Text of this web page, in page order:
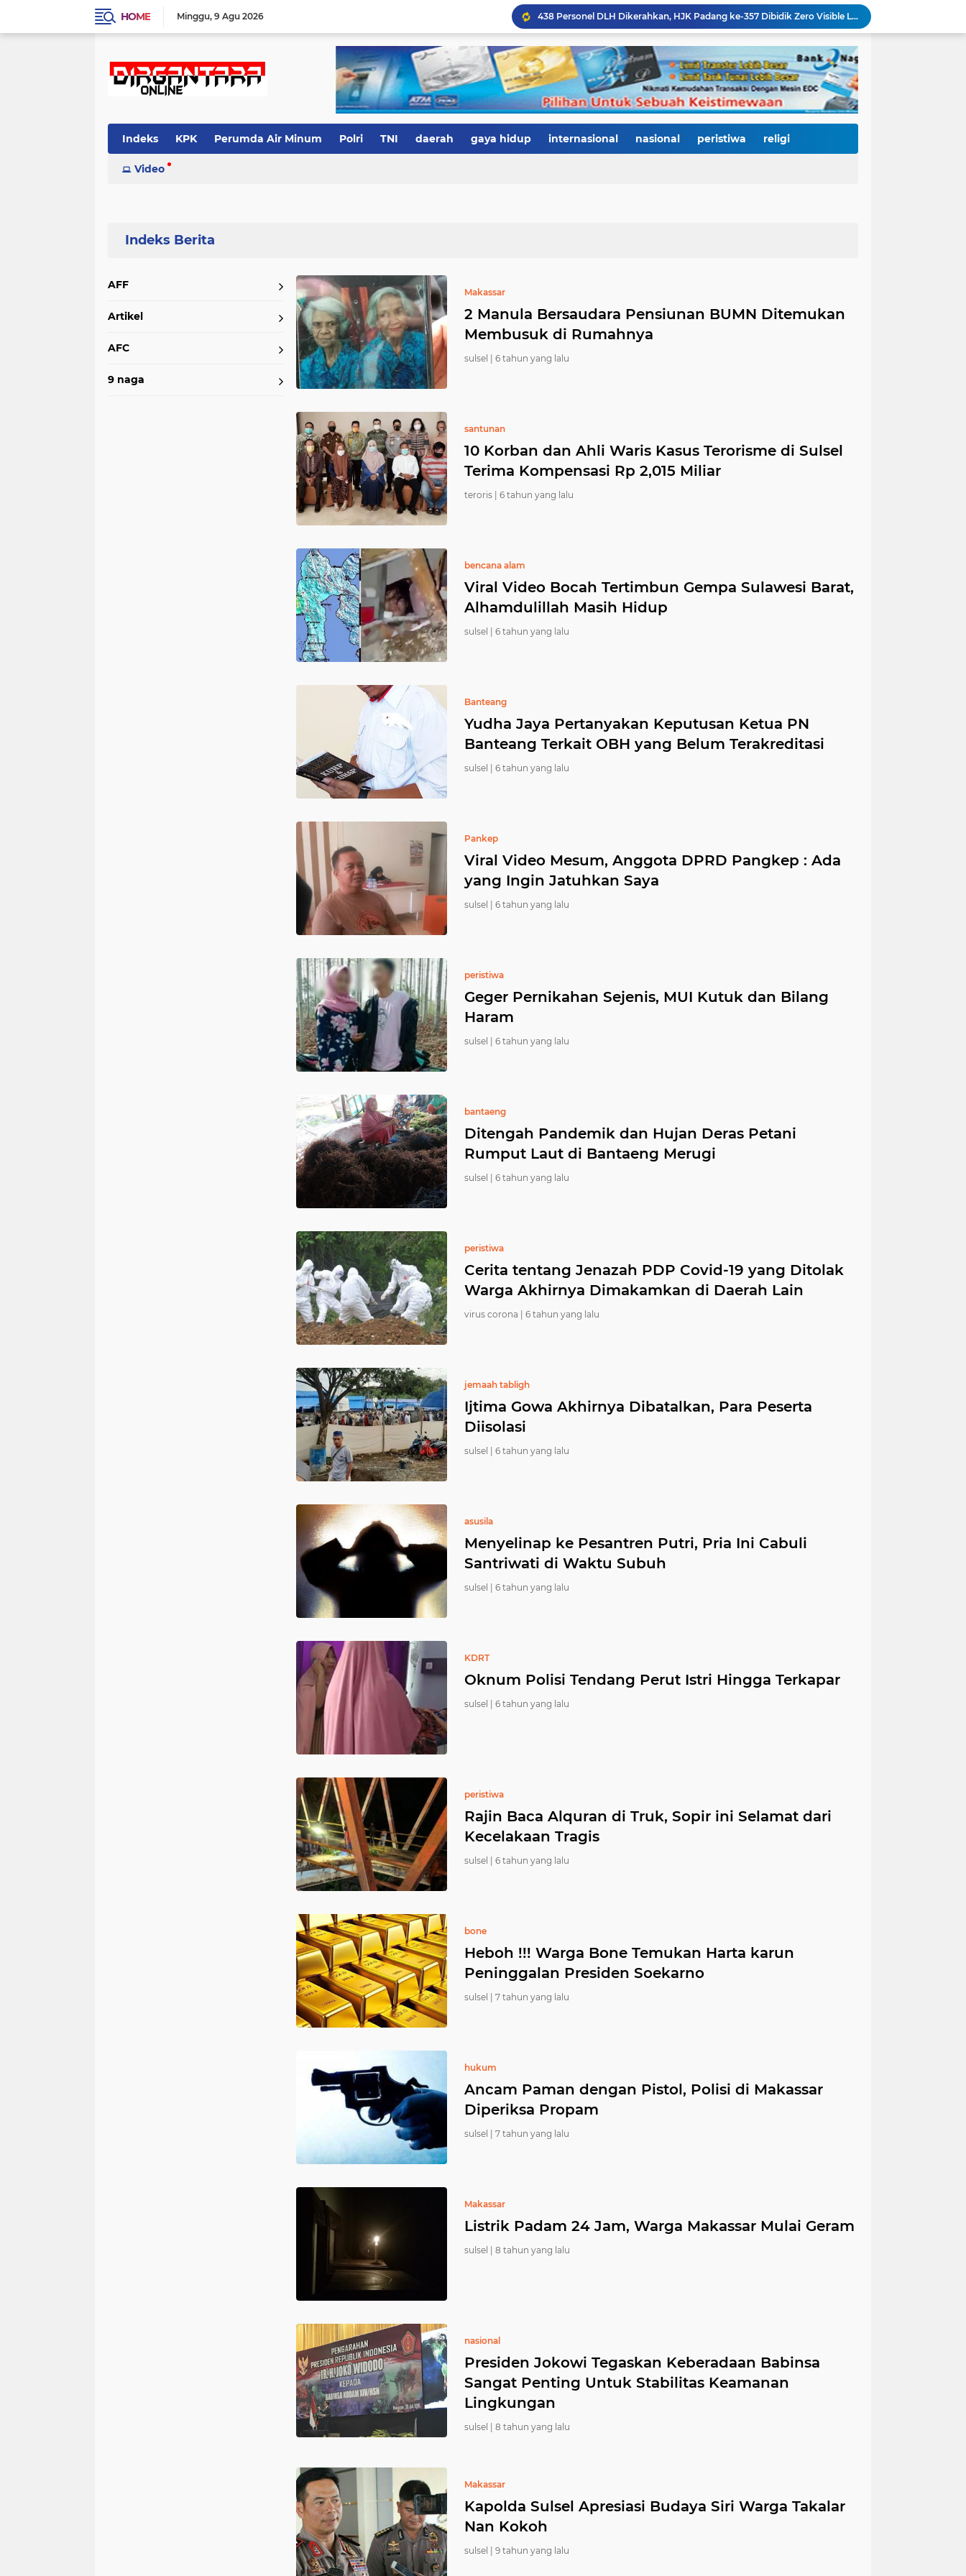
HOME Minggu 9 Agu 2026 438 Personel DLH Dikerahkan, HJK Padang ke-357 Dibidik Zero Visible Litter
270 Rumah Terdampak Banjir Terima Bantuan Rp540 Juta, Pemko Padang Percepat Pemulihan Pascabencana
4.000 Pelari Kepung Pantai Cimpago, BOM Run 2026 Jadi Panggung Promosi Wisata dan Gastronomi Kota Padang
Padang Harmoni Festival 2026: Saat Keberagaman Menjadi Kekuatan, Empat Etnis Bersatu di Panggung Pantai Cimpago
KY Tetapkan 14 Calon Hakim Agung dan Hakim Ad Hoc MA, Nama Dr. Dhifla Wiyani dari Sumbar Masuk Dalam Daftar Kamar Pidana
Bencana Datang Bertubi-tubi, Perumda AM Padang Kebut Perbaikan IPA Gunung Pangilun, Ditarget Tuntas Akhir Agustus
Mata Jeli HJK 357: Warga Padang Diajak Jadi Pengawas Kebersihan, Kemeriahan HJK Harus Tetap Rancak dan Bersih
Padang Gastronomy Market Hari Kedua: Surga Kuliner Tradisional di Kota Tua, UMKM Lokal Banjir Apresiasi
Indeks KPK Perumda Air Minum Polri TNI daerah gaya hidup internasional nasional peristiwa religi
Video
AFF
Artikel
AFC
9 naga
Makassar
2 Manula Bersaudara Pensiunan BUMN Ditemukan
Membusuk di Rumahnya
sulsel | 6 tahun yang lalu
santunan
10 Korban dan Ahli Waris Kasus Terorisme di Sulsel
Terima Kompensasi Rp 2,015 Miliar
teroris | 6 tahun yang lalu
bencana alam
Viral Video Bocah Tertimbun Gempa Sulawesi Barat,
Alhamdulillah Masih Hidup
sulsel | 6 tahun yang lalu
Banteang
Yudha Jaya Pertanyakan Keputusan Ketua PN
Banteang Terkait OBH yang Belum Terakreditasi
sulsel | 6 tahun yang lalu
Pankep
Viral Video Mesum, Anggota DPRD Pangkep : Ada
yang Ingin Jatuhkan Saya
sulsel | 6 tahun yang lalu
peristiwa
Geger Pernikahan Sejenis, MUI Kutuk dan Bilang
Haram
sulsel | 6 tahun yang lalu
bantaeng
Ditengah Pandemik dan Hujan Deras Petani
Rumput Laut di Bantaeng Merugi
sulsel | 6 tahun yang lalu
peristiwa
Cerita tentang Jenazah PDP Covid-19 yang Ditolak
Warga Akhirnya Dimakamkan di Daerah Lain
virus corona | 6 tahun yang lalu
jemaah tabligh
Ijtima Gowa Akhirnya Dibatalkan, Para Peserta
Diisolasi
sulsel | 6 tahun yang lalu
asusila
Menyelinap ke Pesantren Putri, Pria Ini Cabuli
Santriwati di Waktu Subuh
sulsel | 6 tahun yang lalu
KDRT
Oknum Polisi Tendang Perut Istri Hingga Terkapar
sulsel | 6 tahun yang lalu
peristiwa
Rajin Baca Alquran di Truk, Sopir ini Selamat dari
Kecelakaan Tragis
sulsel | 6 tahun yang lalu
bone
Heboh !!! Warga Bone Temukan Harta karun
Peninggalan Presiden Soekarno
sulsel | 7 tahun yang lalu
hukum
Ancam Paman dengan Pistol, Polisi di Makassar
Diperiksa Propam
sulsel | 7 tahun yang lalu
Makassar
Listrik Padam 24 Jam, Warga Makassar Mulai Geram
sulsel | 8 tahun yang lalu
nasional
Presiden Jokowi Tegaskan Keberadaan Babinsa
Sangat Penting Untuk Stabilitas Keamanan
Lingkungan
sulsel | 8 tahun yang lalu
Makassar
Kapolda Sulsel Apresiasi Budaya Siri Warga Takalar
Nan Kokoh
sulsel | 9 tahun yang lalu